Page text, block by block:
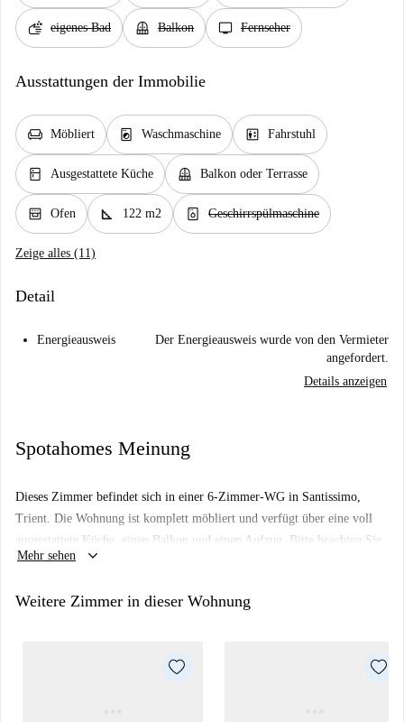
soap eigenes Bad balcony Balkon tv Fernseher
Ausstattungen der Immobilie
chair Möbliert local_laundry_service Waschmaschine elevator Fahrstuhl
kitchen Ausgestattete Küche balcony Balkon oder Terrasse
oven_gen Ofen square_foot 122 m2 dishwasher_gen Geschirrspülmaschine
Zeige alles (11)
Detail
Energieausweis
Der Energieausweis wurde von den Vermieter
angefordert.
Details anzeigen
Spotahomes Meinung
Dieses Zimmer befindet sich in einer 6-Zimmer-WG in Santissimo,
Trient. Die Wohnung ist komplett möbliert und verfügt über eine voll
ausgestattete Küche, einen Balkon und einen Aufzug. Bitte beachten Sie,
dass Paare und Haustiere nicht gestattet sind. Eine private
nicht persönlich geprüft, jedoch werden alle Vermieter auf unserer
Die Wohnung liegt in Santissimo, einem gut erschlossenen Viertel von
Trient. In der Nähe finden Sie verschiedene Restaurants wie die Osteria
Mehr sehen keyboard_arrow_down
Weitere Zimmer in dieser Wohnung